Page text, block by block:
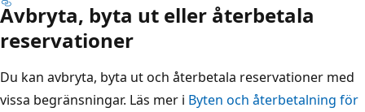
Avbryta, byta ut eller återbetala
reservationer
Du kan avbryta, byta ut och återbetala reservationer med
vissa begränsningar. Läs mer i Byten och återbetalning för